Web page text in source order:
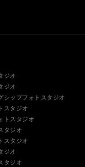
ジオ
ジオ
シップフォトスタジオ
スタジオ
トスタジオ
タジオ
スタジオ
ジオ
タジオ